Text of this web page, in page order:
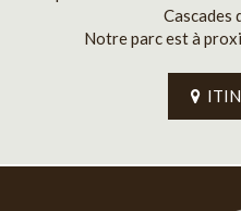
Cascades
Notre parc est à